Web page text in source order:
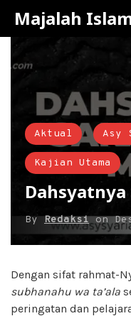
Majalah
Aktual Asy
Kajian Utama
ByRedaksion
Dengan sifat rahmat-
subhanahu wa ta’ala
peringatan dan